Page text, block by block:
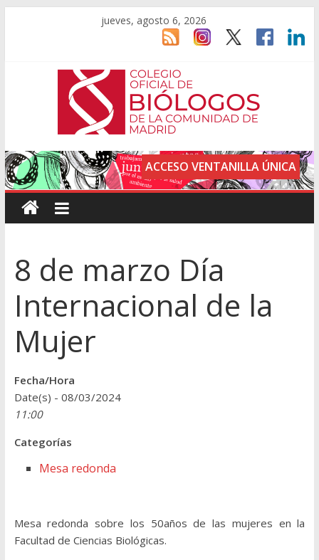
jueves, agosto 6, 2026
ACCESO VENTANILLA ÚNICA
8 de marzo Día
Internacional de la
Mujer
Fecha/Hora
Date(s) - 08/03/2024
11:00
Categorías
Mesa redonda
Mesa redonda sobre los 50años de las mujeres en la
Facultad de Ciencias Biológicas.